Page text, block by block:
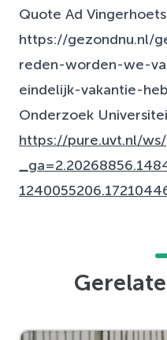
Quote Ad
https://gezondnu.nl/
reden-worden-we-
eindelijk-vakantie-
Onderzoek
https://pure.uvt.nl/